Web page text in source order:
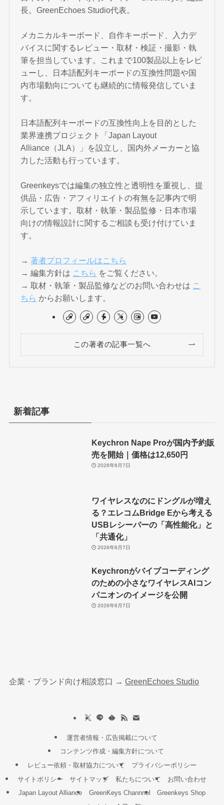
長。GreenEchoes Studio代表。
メカニカルキーボード、自作キーボード、入力デ
バイスに関するレビュー・取材・検証・撮影・執
筆を担当しています。これまで100製品以上をレビ
ューし、日本語配列キーボードの互換性問題や国
内市場動向についても継続的に情報発信していま
す。
日本語配列キーボードの互換性向上を目的とした
業界連携プロジェクト「Japan Layout
Alliance（JLA）」を設立し、国内外メーカーと協
力した活動も行っています。
Greenkeysでは編集の独立性と透明性を重視し、提
供品・広告・アフィリエイトの有無を記事内で明
示しています。取材・執筆・製品監修・日本市場
向けの情報設計に関するご相談も受け付けていま
す。
→著者プロフィールはこちら
→ 編集方針は こちら をご覧ください。
→ 取材・執筆・製品監修などのお問い合わせは こ
ちら からお願いします。
この著者の記事一覧へ
新着記事
Keychron Nape Proが国内予約販
売を開始｜価格は12,650円
2026年8月7日
ワイヤレスなのにドングルが増え
る？エレコムBridge Eから考える
USBレシーバーの「高性能化」と
「共通化」
2026年8月7日
Keychronがバイブコーディング
のための小さなワイヤレスAIコン
パニオンのイメージを公開
2026年8月7日
企業・ブランド向け相談窓口 → GreenEchoes Studio
運営者情報・広告掲載について
コンテンツ作成・編集方針について
レビュー依頼・取材協力について
プライバシーポリシー
サイトポリシー
サイトマップ 私たちについて
お問い合わせ
Japan Layout Alliance
GreenKeys Channnel
Greenkeys Shop